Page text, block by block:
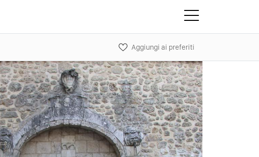
Aggiungi ai preferiti